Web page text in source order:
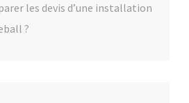
les devis d’une installation
?